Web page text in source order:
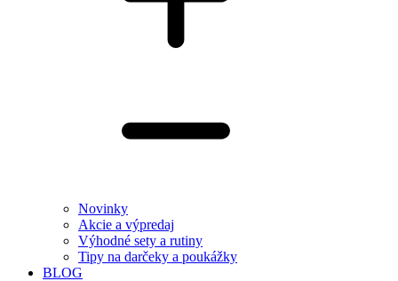
Novinky
Akcie a výpredaj
Výhodné sety a rutiny
Tipy na darčeky a poukážky
BLOG